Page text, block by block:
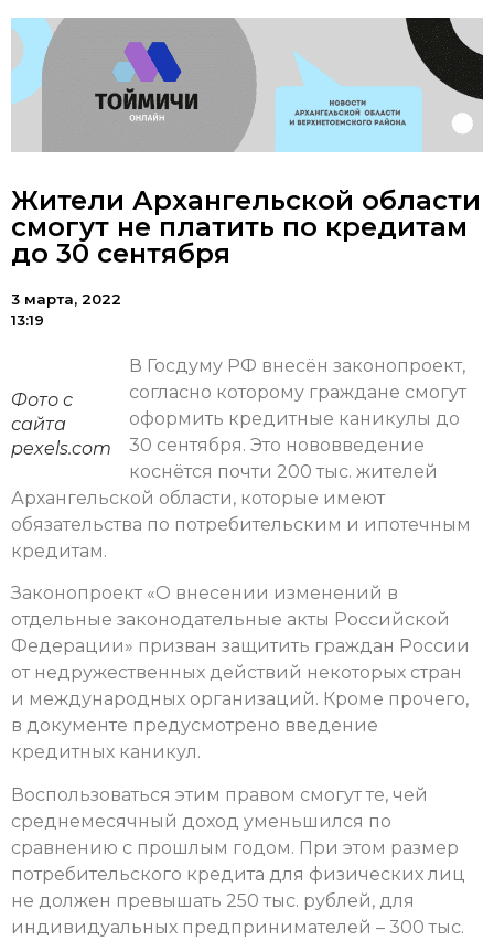
Жители Архангельской области
смогут не платить по кредитам
до 30 сентября
3 марта, 2022
13:19
Фото с
сайта
pexels.com
В Госдуму РФ внесён законопроект,
согласно которому граждане смогут
оформить кредитные каникулы до
30 сентября. Это нововведение
коснётся почти 200 тыс. жителей
Архангельской области, которые имеют
обязательства по потребительским и ипотечным
кредитам.
Законопроект «О внесении изменений в
отдельные законодательные акты Российской
Федерации» призван защитить граждан России
от недружественных действий некоторых стран
и международных организаций. Кроме прочего,
в документе предусмотрено введение
кредитных каникул.
Воспользоваться этим правом смогут те, чей
среднемесячный доход уменьшился по
сравнению с прошлым годом. При этом размер
потребительского кредита для физических лиц
не должен превышать 250 тыс. рублей, для
индивидуальных предпринимателей – 300 тыс.